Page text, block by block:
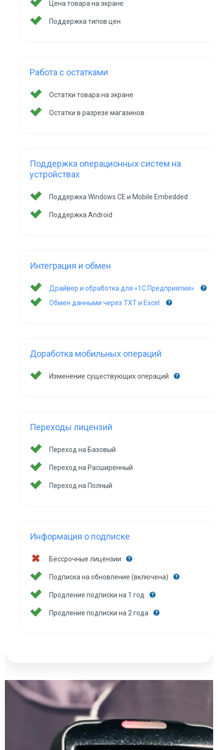
Цена товара на экране
Поддержка типов цен
Работа с остатками
Остатки товара на экране
Остатки в разрезе магазинов
Поддержка операционных систем на
устройствах
Поддержка Windows CE и Mobile Embedded
Поддержка Android
Интеграция и обмен
Драйвер и обработка для «1С:Предприятия»
Обмен данными через TXT и Excel
Доработка мобильных операций
Изменение существующих операций
Переходы лицензий
Переход на Базовый
Переход на Расширенный
Переход на Полный
Информация о подписке
Бессрочные лицензии
Подписка на обновление (включена)
Продление подписки на 1 год
Продление подписки на 2 года